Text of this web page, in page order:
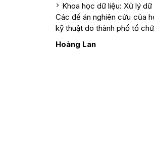
Khoa học dữ liệu: Xử lý
Các đề án nghiên cứu của
kỹ thuật do thành phố tổ
Hoàng Lan